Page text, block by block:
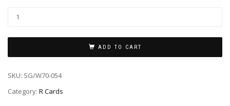
ADD TO CART
SKU: SG/W70-054
Category: R Cards